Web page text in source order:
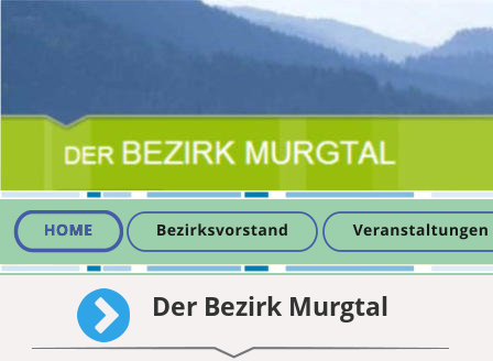
Der Bezirk Murgtal